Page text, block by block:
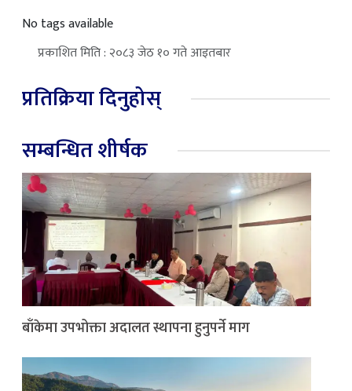
No tags available
प्रकाशित मिति : २०८३ जेठ १० गते आइतबार
प्रतिक्रिया दिनुहोस्
सम्बन्धित शीर्षक
बाँकेमा उपभोक्ता अदालत स्थापना हुनुपर्ने माग